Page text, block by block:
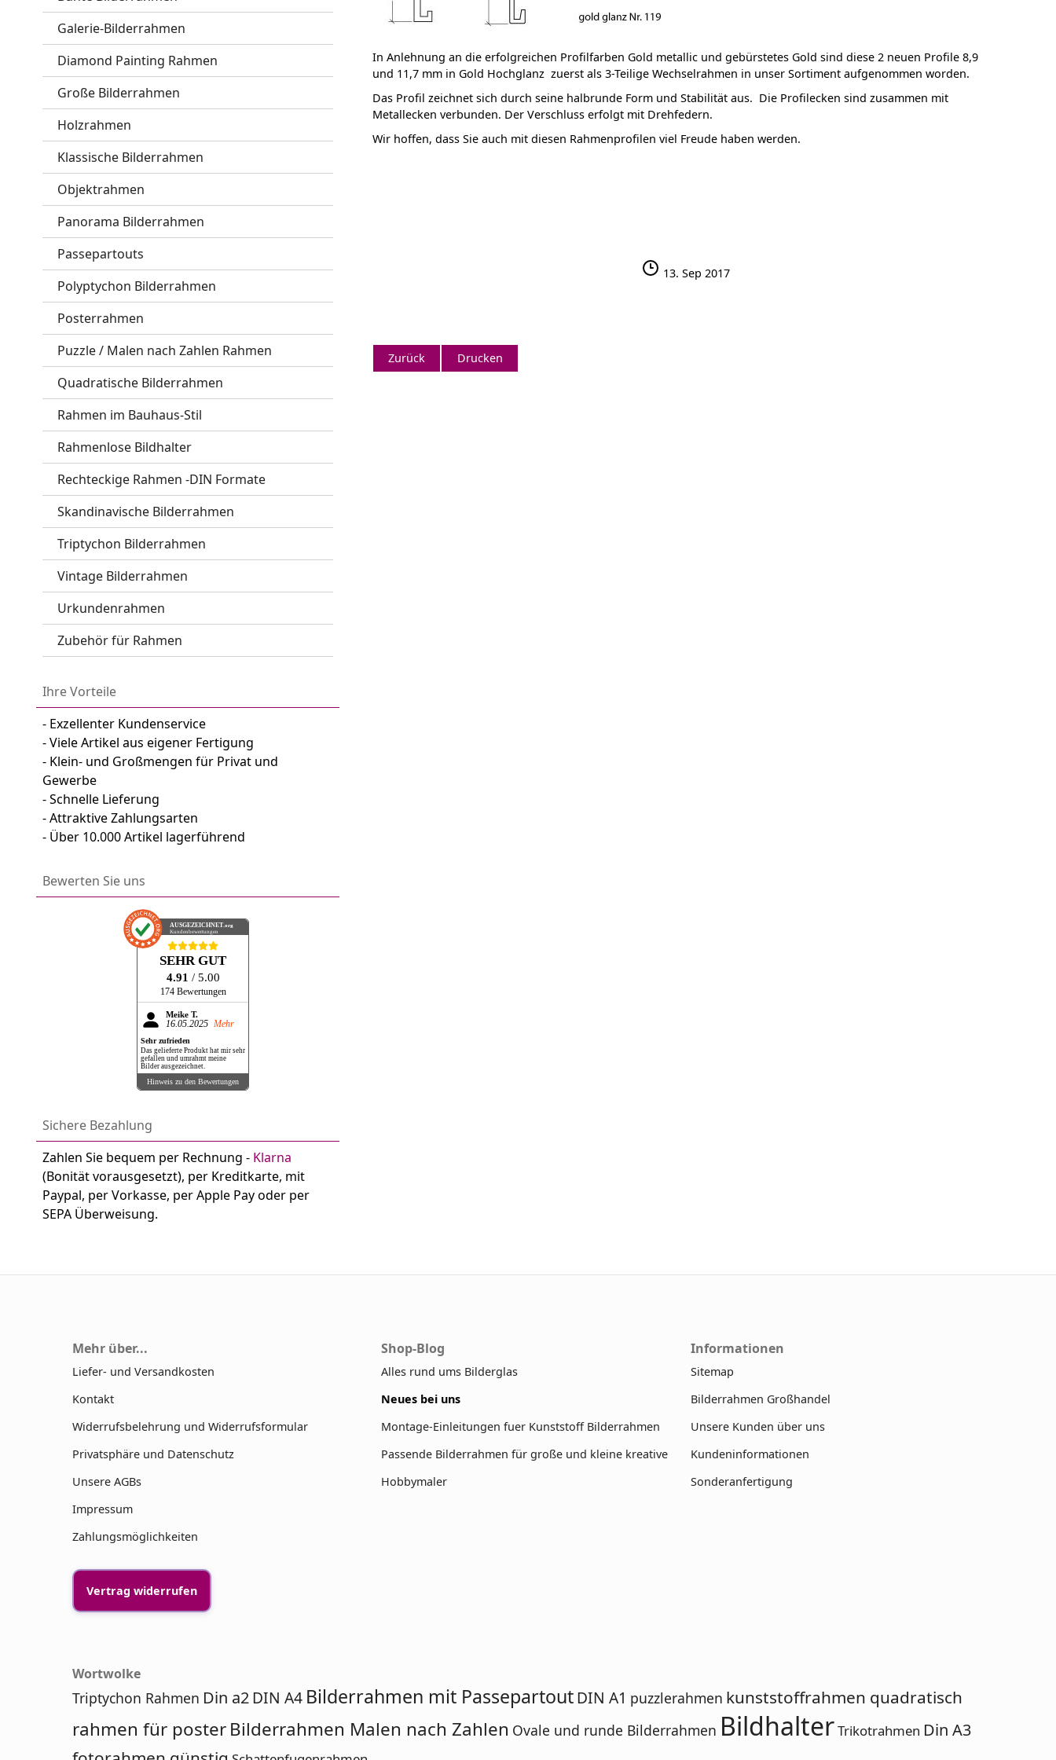
Galerie-Bilderrahmen
Diamond Painting Rahmen
Große Bilderrahmen
Holzrahmen
Klassische Bilderrahmen
Objektrahmen
Panorama Bilderrahmen
Passepartouts
Polyptychon Bilderrahmen
Posterrahmen
Puzzle / Malen nach Zahlen Rahmen
Quadratische Bilderrahmen
Rahmen im Bauhaus-Stil
Rahmenlose Bildhalter
Rechteckige Rahmen -DIN Formate
Skandinavische Bilderrahmen
Triptychon Bilderrahmen
Vintage Bilderrahmen
Urkundenrahmen
Zubehör für Rahmen
Ihre Vorteile
- Exzellenter Kundenservice
- Viele Artikel aus eigener Fertigung
- Klein- und Großmengen für Privat und
Gewerbe
- Schnelle Lieferung
- Attraktive Zahlungsarten
- Über 10.000 Artikel lagerführend
Bewerten Sie uns
AUSGEZEICHNET.org
Kundenbewertungen
SEHR GUT
4.91 / 5.00
174 Bewertungen
Meike T.
16.05.2025 Mehr
Sehr zufrieden
Das gelieferte Produkt hat mir sehr
gefallen und umrahmt meine
Bilder ausgezeichnet.
Hinweis zu den Bewertungen
Sichere Bezahlung
Zahlen Sie bequem per Rechnung - Klarna
(Bonität vorausgesetzt), per Kreditkarte, mit
Paypal, per Vorkasse, per Apple Pay oder per
SEPA Überweisung.
In Anlehnung an die erfolgreichen Profilfarben Gold metallic und gebürstetes Gold sind diese 2 neuen Profile 8,9
und 11,7 mm in Gold Hochglanz zuerst als 3-Teilige Wechselrahmen in unser Sortiment aufgenommen worden.
Das Profil zeichnet sich durch seine halbrunde Form und Stabilität aus. Die Profilecken sind zusammen mit
Metallecken verbunden. Der Verschluss erfolgt mit Drehfedern.
Wir hoffen, dass Sie auch mit diesen Rahmenprofilen viel Freude haben werden.
13. Sep 2017
Zurück Drucken
Mehr über...
Liefer- und Versandkosten
Kontakt
Widerrufsbelehrung und Widerrufsformular
Privatsphäre und Datenschutz
Unsere AGBs
Impressum
Zahlungsmöglichkeiten
Vertrag widerrufen
Shop-Blog
Alles rund ums Bilderglas
Neues bei uns
Montage-Einleitungen fuer Kunststoff Bilderrahmen
Passende Bilderrahmen für große und kleine kreative
Hobbymaler
Informationen
Sitemap
Bilderrahmen Großhandel
Unsere Kunden über uns
Kundeninformationen
Sonderanfertigung
Wortwolke
Triptychon Rahmen Din a2DIN A4 Bilderrahmen mit PassepartoutDIN A1 puzzlerahmen kunststoffrahmen quadratisch
rahmen für posterBilderrahmen Malen nach Zahlen Ovale und runde Bilderrahmen BildhalterTrikotrahmen Din A3